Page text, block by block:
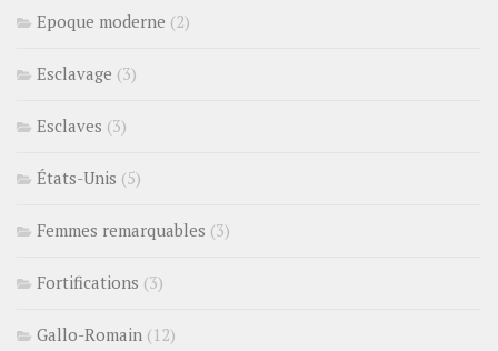
Epoque moderne (2)
Esclavage (3)
Esclaves (3)
États-Unis (5)
Femmes remarquables (3)
Fortifications (3)
Gallo-Romain (12)